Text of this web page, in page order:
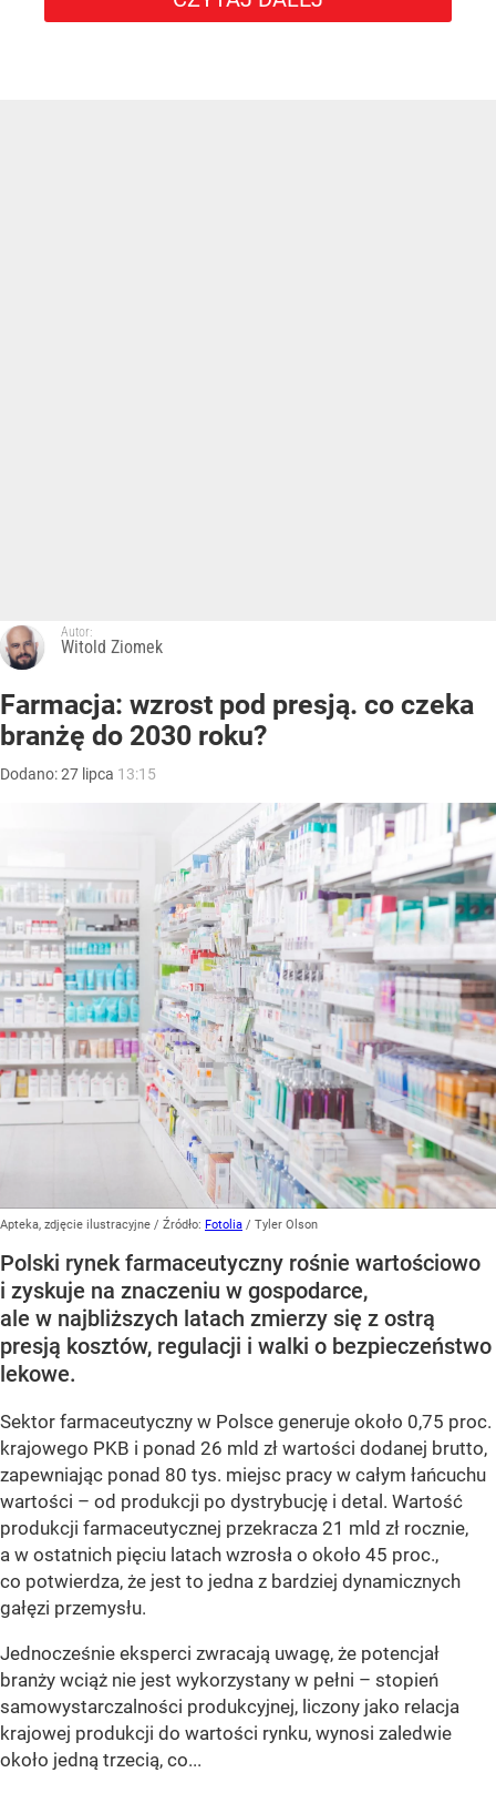
Autor:
Witold Ziomek
Farmacja: wzrost pod presją. co czeka
branżę do 2030 roku?
Dodano:27 lipca 13:15
Apteka, zdjęcie ilustracyjne / Źródło: Fotolia / Tyler Olson
Polski rynek farmaceutyczny rośnie wartościowo
i zyskuje na znaczeniu w gospodarce,
ale w najbliższych latach zmierzy się z ostrą
presją kosztów, regulacji i walki o bezpieczeństwo
lekowe.
Sektor farmaceutyczny w Polsce generuje około 0,75 proc.
krajowego PKB i ponad 26 mld zł wartości dodanej brutto,
zapewniając ponad 80 tys. miejsc pracy w całym łańcuchu
wartości – od produkcji po dystrybucję i detal. Wartość
produkcji farmaceutycznej przekracza 21 mld zł rocznie,
a w ostatnich pięciu latach wzrosła o około 45 proc.,
co potwierdza, że jest to jedna z bardziej dynamicznych
gałęzi przemysłu.
Jednocześnie eksperci zwracają uwagę, że potencjał
branży wciąż nie jest wykorzystany w pełni – stopień
samowystarczalności produkcyjnej, liczony jako relacja
krajowej produkcji do wartości rynku, wynosi zaledwie
około jedną trzecią, co...